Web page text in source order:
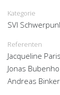
Kategorie
SVI
Referenten
Jacqueline
Jonas
Andreas